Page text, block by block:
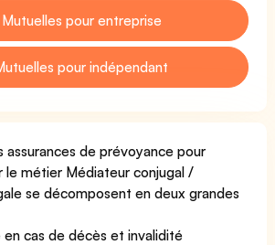
Mutuelles pour entreprise
pour indépendant
assurances de prévoyance pour
le métier Médiateur conjugal /
se décomposent en deux grandes
en cas de décès et invalidité